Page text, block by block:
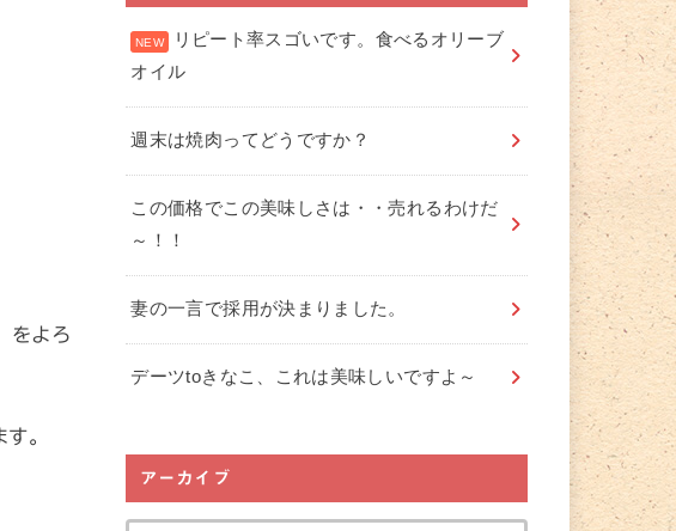
をよろ
。
リピート率スゴいです。食べるオリーブ
オイル
週末は焼肉ってどうですか？
この価格でこの美味しさは・・売れるわけだ
～！！
妻の一言で採用が決まりました。
デーツtoきなこ、これは美味しいですよ～
アーカイブ